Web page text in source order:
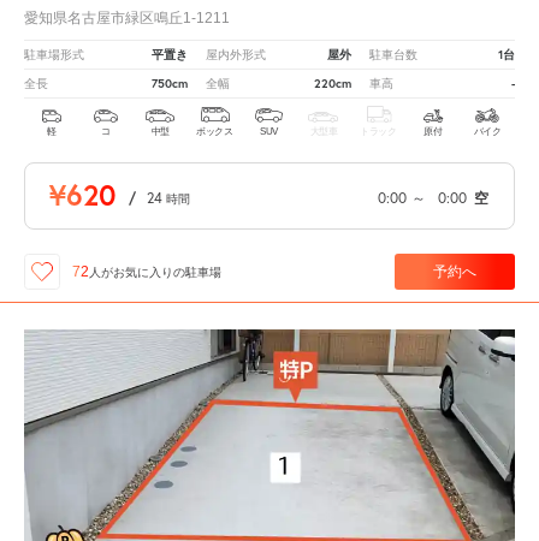
愛知県名古屋市緑区鳴丘1-1211
駐車場形式 平置き 屋内外形式 屋外 駐車台数 1台
全長 750cm 全幅 220cm 車高 -
軽 コ 中型 ボックス SUV 大型車 トラック 原付 バイク
¥620 / 24 時間 0:00 ～ 0:00 空
72 人がお気に入りの駐車場 予約へ